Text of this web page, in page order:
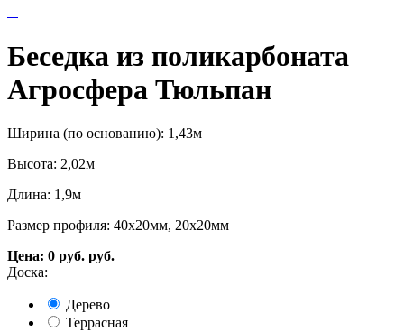
Беседка из поликарбоната
Агросфера Тюльпан
Ширина (по основанию): 1,43м
Высота: 2,02м
Длина: 1,9м
Размер профиля: 40х20мм, 20х20мм
Цена: 0 руб. руб.
Доска:
Дерево
Террасная